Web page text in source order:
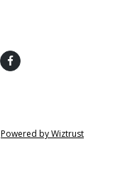
Powered by Wiztrust